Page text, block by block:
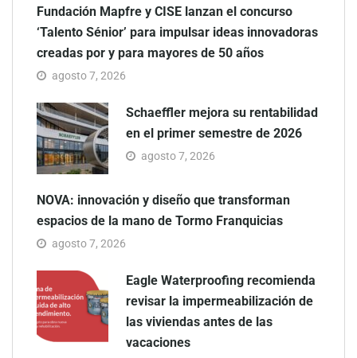
Fundación Mapfre y CISE lanzan el concurso
‘Talento Sénior’ para impulsar ideas innovadoras
creadas por y para mayores de 50 años
agosto 7, 2026
Schaeffler mejora su rentabilidad
en el primer semestre de 2026
agosto 7, 2026
NOVA: innovación y diseño que transforman
espacios de la mano de Tormo Franquicias
agosto 7, 2026
Eagle Waterproofing recomienda
revisar la impermeabilización de
las viviendas antes de las
vacaciones